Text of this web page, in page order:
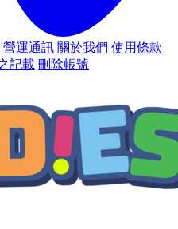
營運通訊 關於我們 使用條款
記載 刪除帳號